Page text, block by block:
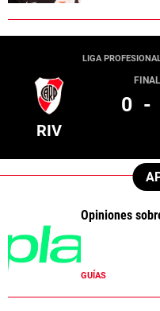
LIGA
RIV
FINAL
0 -
Opiniones
GUÍAS